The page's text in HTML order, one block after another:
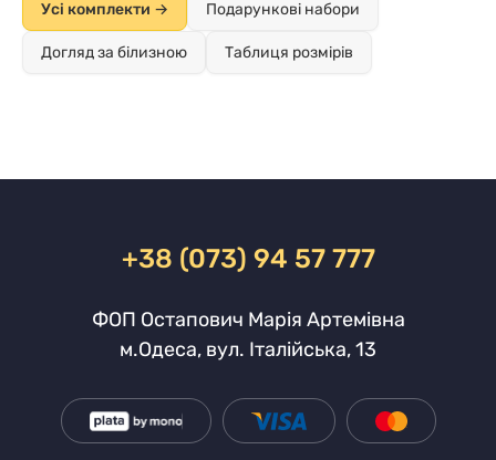
Усі комплекти → Подарункові набори
Догляд за білизною Таблиця розмірів
+38 (073) 94 57 777
ФОП Остапович Марія Артемівна
м.Одеса, вул. Італійська, 13